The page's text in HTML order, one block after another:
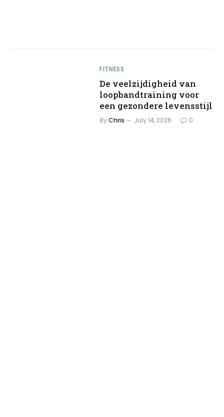
FITNESS
De veelzijdigheid van
loopbandtraining voor
een gezondere levensstijl
ByChris July 14, 2026 0